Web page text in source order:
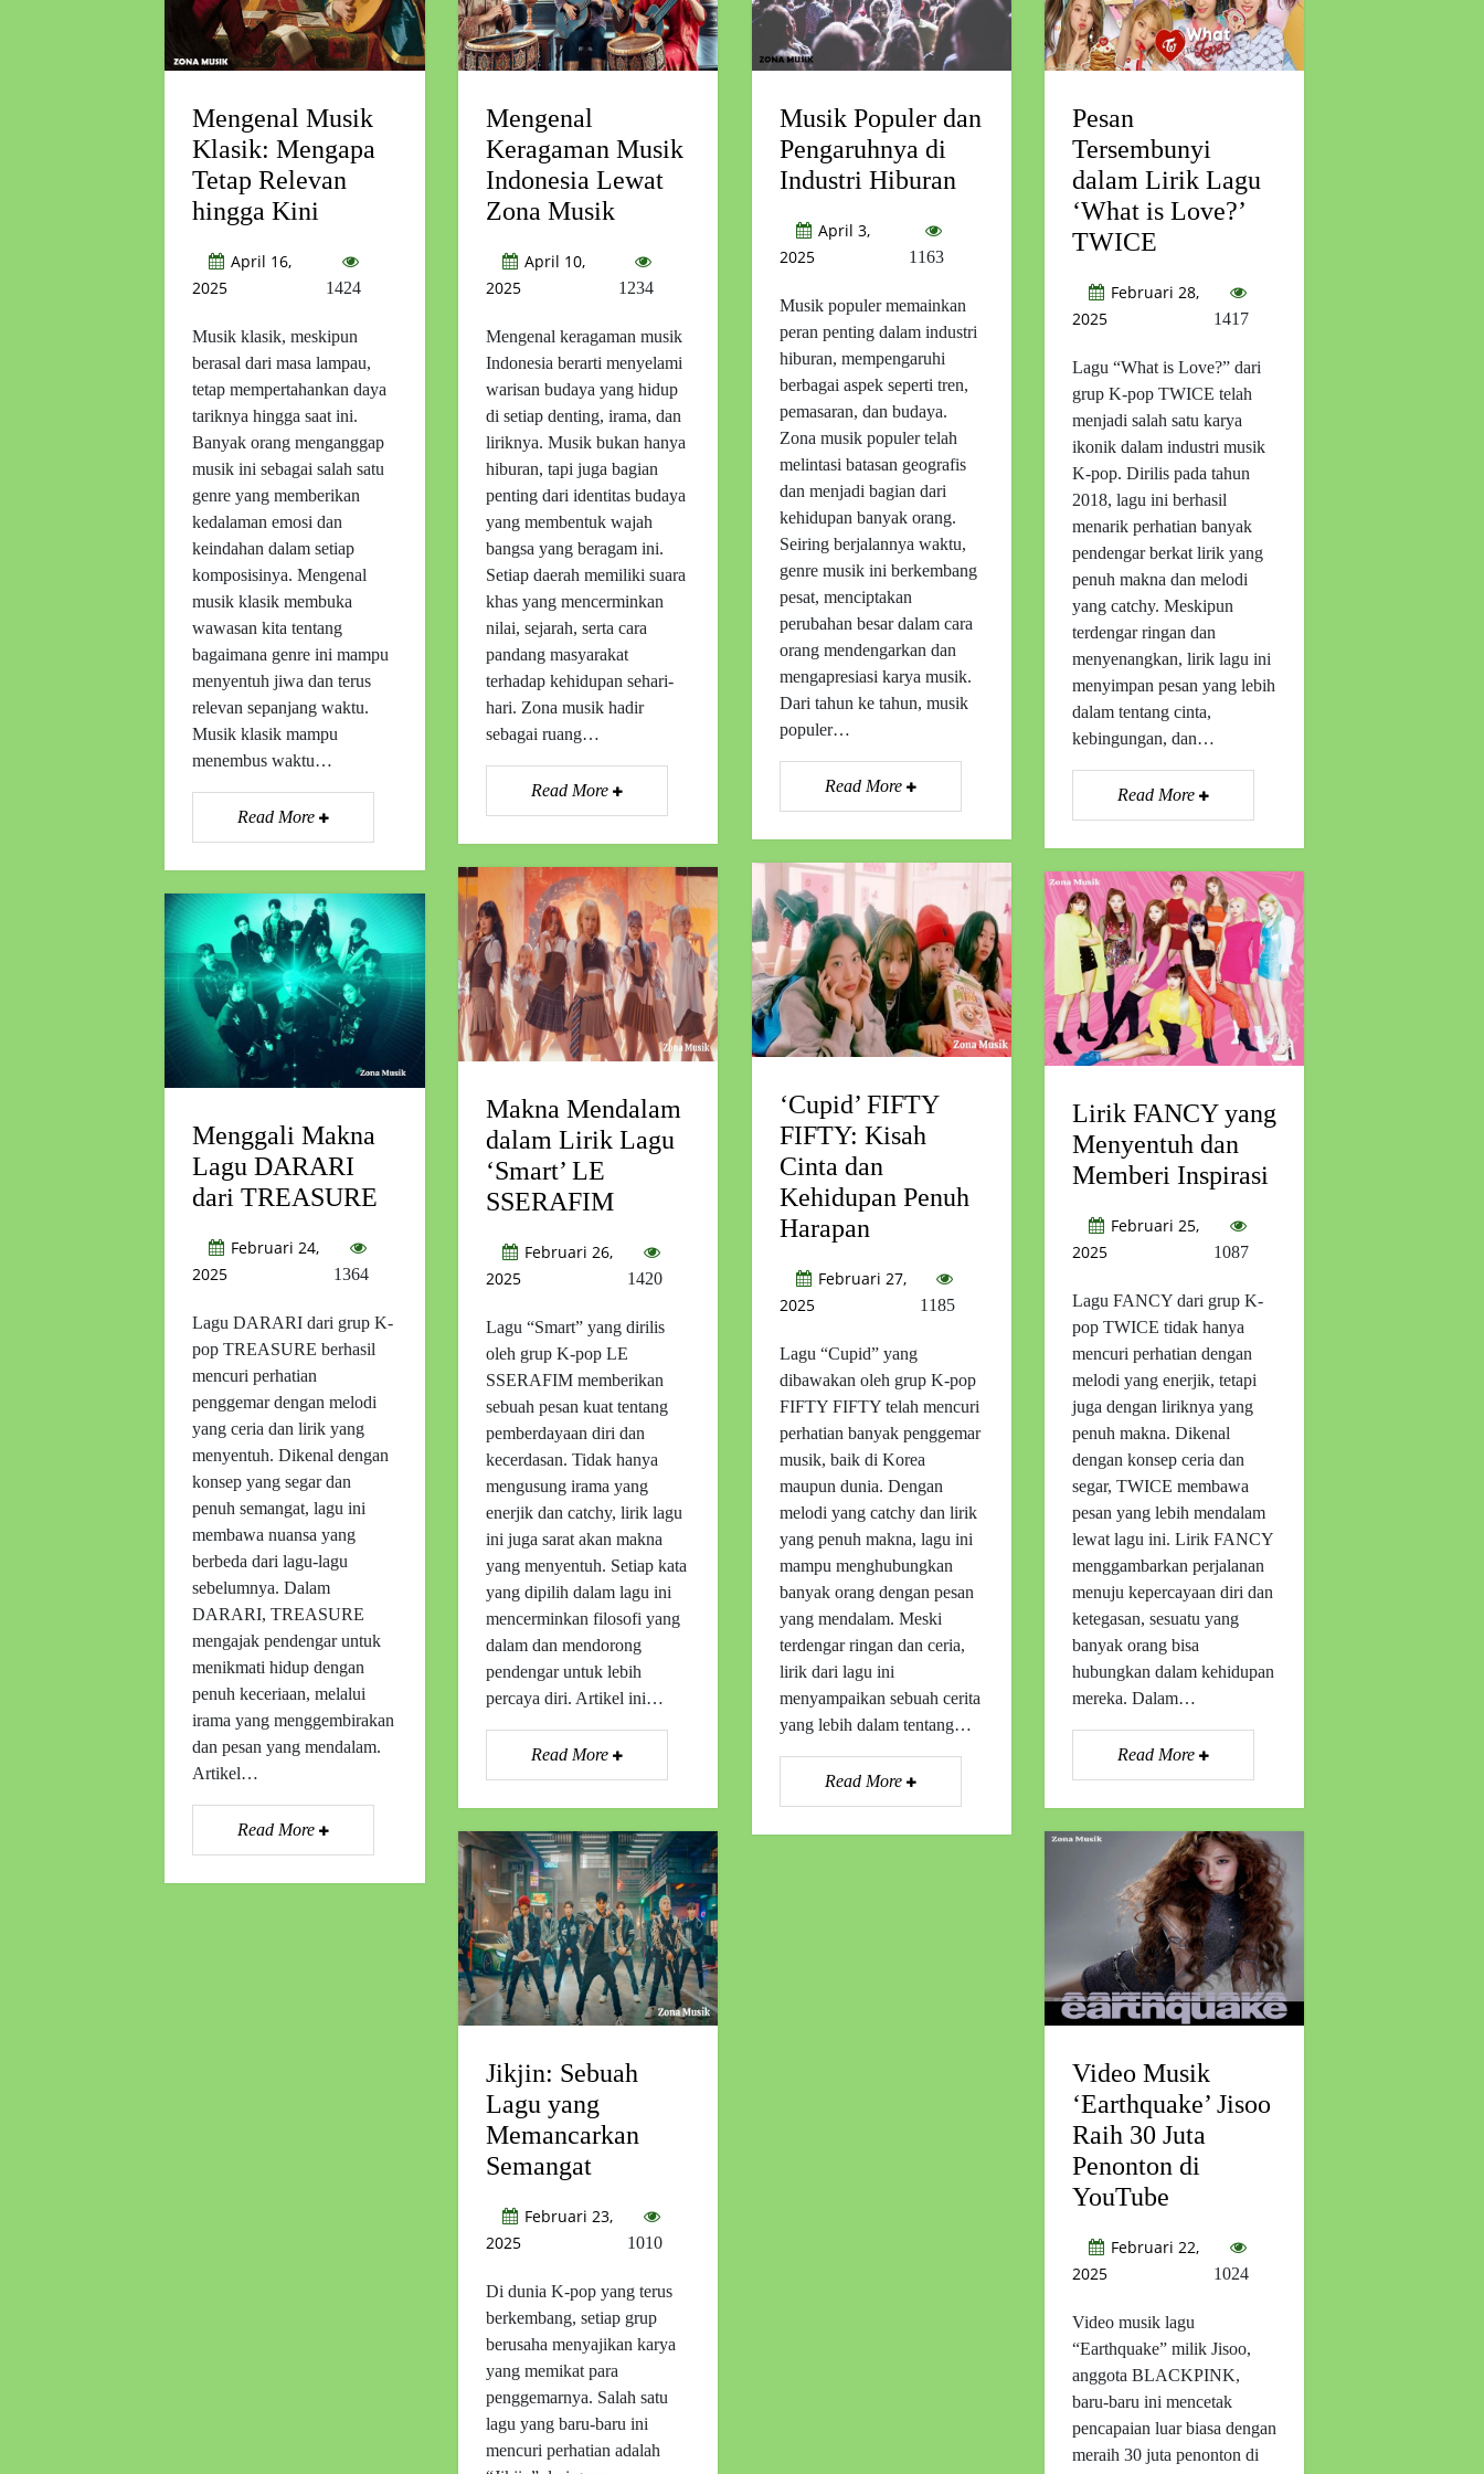
Mengenal Musik
Klasik: Mengapa
Tetap Relevan
hingga Kini
April 16,
2025
1424
Musik klasik, meskipun
berasal dari masa lampau,
tetap mempertahankan daya
tariknya hingga saat ini.
Banyak orang menganggap
musik ini sebagai salah satu
genre yang memberikan
kedalaman emosi dan
keindahan dalam setiap
komposisinya. Mengenal
musik klasik membuka
wawasan kita tentang
bagaimana genre ini mampu
menyentuh jiwa dan terus
relevan sepanjang waktu.
Musik klasik mampu
menembus waktu…
Read More
Mengenal
Keragaman Musik
Indonesia Lewat
Zona Musik
April 10,
2025
1234
Mengenal keragaman musik
Indonesia berarti menyelami
warisan budaya yang hidup
di setiap denting, irama, dan
liriknya. Musik bukan hanya
hiburan, tapi juga bagian
penting dari identitas budaya
yang membentuk wajah
bangsa yang beragam ini.
Setiap daerah memiliki suara
khas yang mencerminkan
nilai, sejarah, serta cara
pandang masyarakat
terhadap kehidupan sehari-
hari. Zona musik hadir
sebagai ruang…
Read More
Musik Populer dan
Pengaruhnya di
Industri Hiburan
April 3,
2025
1163
Musik populer memainkan
peran penting dalam industri
hiburan, mempengaruhi
berbagai aspek seperti tren,
pemasaran, dan budaya.
Zona musik populer telah
melintasi batasan geografis
dan menjadi bagian dari
kehidupan banyak orang.
Seiring berjalannya waktu,
genre musik ini berkembang
pesat, menciptakan
perubahan besar dalam cara
orang mendengarkan dan
mengapresiasi karya musik.
Dari tahun ke tahun, musik
populer…
Read More
Pesan
Tersembunyi
dalam Lirik Lagu
‘What is Love?’
TWICE
Februari 28,
2025
1417
Lagu “What is Love?” dari
grup K-pop TWICE telah
menjadi salah satu karya
ikonik dalam industri musik
K-pop. Dirilis pada tahun
2018, lagu ini berhasil
menarik perhatian banyak
pendengar berkat lirik yang
penuh makna dan melodi
yang catchy. Meskipun
terdengar ringan dan
menyenangkan, lirik lagu ini
menyimpan pesan yang lebih
dalam tentang cinta,
kebingungan, dan…
Read More
‘Cupid’ FIFTY
FIFTY: Kisah
Cinta dan
Kehidupan Penuh
Harapan
Februari 27,
2025
1185
Lagu “Cupid” yang
dibawakan oleh grup K-pop
FIFTY FIFTY telah mencuri
perhatian banyak penggemar
musik, baik di Korea
maupun dunia. Dengan
melodi yang catchy dan lirik
yang penuh makna, lagu ini
mampu menghubungkan
banyak orang dengan pesan
yang mendalam. Meski
terdengar ringan dan ceria,
lirik dari lagu ini
menyampaikan sebuah cerita
yang lebih dalam tentang…
Read More
Makna Mendalam
dalam Lirik Lagu
‘Smart’ LE
SSERAFIM
Februari 26,
2025
1420
Lagu “Smart” yang dirilis
oleh grup K-pop LE
SSERAFIM memberikan
sebuah pesan kuat tentang
pemberdayaan diri dan
kecerdasan. Tidak hanya
mengusung irama yang
enerjik dan catchy, lirik lagu
ini juga sarat akan makna
yang menyentuh. Setiap kata
yang dipilih dalam lagu ini
mencerminkan filosofi yang
dalam dan mendorong
pendengar untuk lebih
percaya diri. Artikel ini…
Read More
Lirik FANCY yang
Menyentuh dan
Memberi Inspirasi
Februari 25,
2025
1087
Lagu FANCY dari grup K-
pop TWICE tidak hanya
mencuri perhatian dengan
melodi yang enerjik, tetapi
juga dengan liriknya yang
penuh makna. Dikenal
dengan konsep ceria dan
segar, TWICE membawa
pesan yang lebih mendalam
lewat lagu ini. Lirik FANCY
menggambarkan perjalanan
menuju kepercayaan diri dan
ketegasan, sesuatu yang
banyak orang bisa
hubungkan dalam kehidupan
mereka. Dalam…
Read More
Menggali Makna
Lagu DARARI
dari TREASURE
Februari 24,
2025
1364
Lagu DARARI dari grup K-
pop TREASURE berhasil
mencuri perhatian
penggemar dengan melodi
yang ceria dan lirik yang
menyentuh. Dikenal dengan
konsep yang segar dan
penuh semangat, lagu ini
membawa nuansa yang
berbeda dari lagu-lagu
sebelumnya. Dalam
DARARI, TREASURE
mengajak pendengar untuk
menikmati hidup dengan
penuh keceriaan, melalui
irama yang menggembirakan
dan pesan yang mendalam.
Artikel…
Read More
Jikjin: Sebuah
Lagu yang
Memancarkan
Semangat
Februari 23,
2025
1010
Di dunia K-pop yang terus
berkembang, setiap grup
berusaha menyajikan karya
yang memikat para
penggemarnya. Salah satu
lagu yang baru-baru ini
mencuri perhatian adalah
Video Musik
‘Earthquake’ Jisoo
Raih 30 Juta
Penonton di
YouTube
Februari 22,
2025
1024
Video musik lagu
“Earthquake” milik Jisoo,
anggota BLACKPINK,
baru-baru ini mencetak
pencapaian luar biasa dengan
meraih 30 juta penonton di